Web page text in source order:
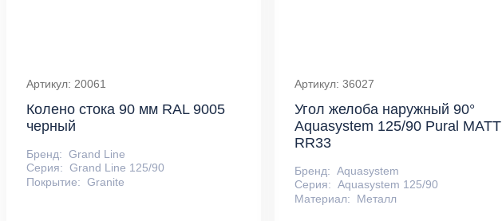
Артикул: 20061
Колено стока 90 мм RAL 9005
черный
Бренд: Grand Line
Серия: Grand Line 125/90
Покрытие: Granite
Артикул: 36027
Угол желоба наружный 90°
Aquasystem 125/90 Pural MATT
RR33
Бренд: Aquasystem
Серия: Aquasystem 125/90
Материал:
Металл